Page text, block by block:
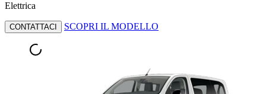
Elettrica
CONTATTACI SCOPRI IL MODELLO